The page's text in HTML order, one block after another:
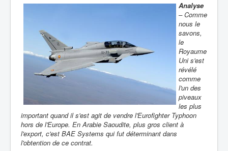
Analyse
– Comme
nous le
savons,
le
Royaume
Uni s'est
révélé
comme
l'un des
piveaux
les plus
important quand il s'est agit de vendre l'Eurofighter Typhoon
hors de l'Europe. En Arabie Saoudite, plus gros client à
l'export, c'est BAE Systems qui fut déterminant dans
l'obtention de ce contrat.